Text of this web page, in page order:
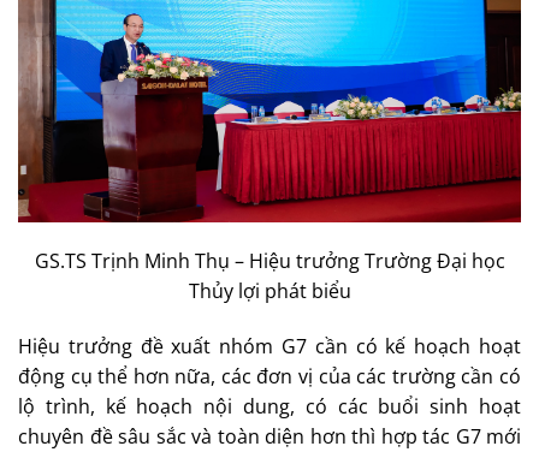
GS.TS Trịnh Minh Thụ – Hiệu trưởng Trường Đại học
Thủy lợi phát biểu
Hiệu trưởng đề xuất nhóm G7 cần có kế hoạch hoạt
động cụ thể hơn nữa, các đơn vị của các trường cần có
lộ trình, kế hoạch nội dung, có các buổi sinh hoạt
chuyên đề sâu sắc và toàn diện hơn thì hợp tác G7 mới